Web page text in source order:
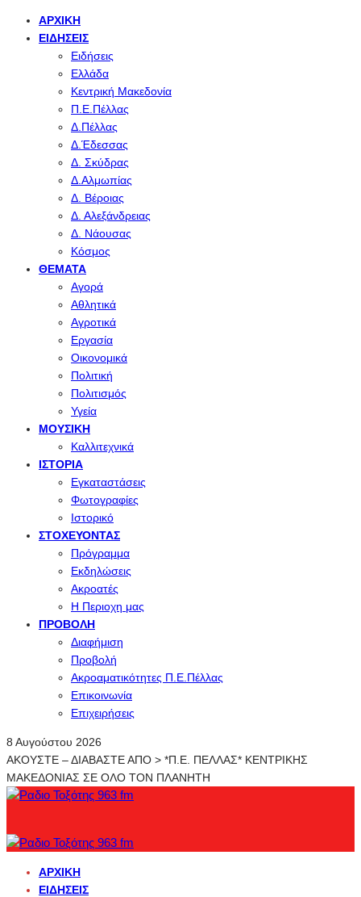
ΑΡΧΙΚΉ
ΕΙΔΉΣΕΙΣ
Ειδήσεις
Ελλάδα
Κεντρική Μακεδονία
Π.Ε.Πέλλας
Δ.Πέλλας
Δ.Έδεσσας
Δ. Σκύδρας
Δ.Αλμωπίας
Δ. Βέροιας
Δ. Αλεξάνδρειας
Δ. Νάουσας
Κόσμος
ΘΈΜΑΤΑ
Αγορά
Αθλητικά
Αγροτικά
Εργασία
Οικονομικά
Πολιτική
Πολιτισμός
Υγεία
ΜΟΥΣΙΚΉ
Καλλιτεχνικά
ΙΣΤΟΡΊΑ
Εγκαταστάσεις
Φωτογραφίες
Ιστορικό
ΣΤΟΧΕΎΟΝΤΑΣ
Πρόγραμμα
Εκδηλώσεις
Ακροατές
Η Περιοχη μας
ΠΡΟΒΟΛΉ
Διαφήμιση
Προβολή
Ακροαματικότητες Π.Ε.Πέλλας
Επικοινωνία
Επιχειρήσεις
8 Αυγούστου 2026
ΑΚΟΥΣΤΕ – ΔΙΑΒΑΣΤΕ ΑΠΟ > *Π.Ε. ΠΕΛΛΑΣ* ΚΕΝΤΡΙΚΗΣ
ΜΑΚΕΔΟΝΙΑΣ ΣΕ ΟΛΟ ΤΟΝ ΠΛΑΝΗΤΗ
ΑΡΧΙΚΉ
ΕΙΔΉΣΕΙΣ